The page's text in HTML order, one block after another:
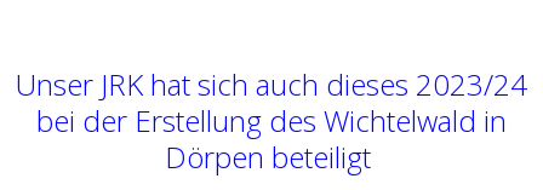
Unser JRK hat sich auch dieses 2023/24
bei der Erstellung des Wichtelwald in
Dörpen beteiligt